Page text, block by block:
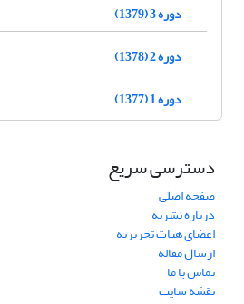
دوره 3 (1379)
دوره 2 (1378)
دوره 1 (1377)
دسترسی سریع
صفحه اصلی
درباره نشریه
اعضای هیات تحریریه
ارسال مقاله
تماس با ما
نقشه سایت